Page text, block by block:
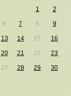
1 2
6 7 8 9
13 14 15 16
20 21 22 23
27 28 29 30